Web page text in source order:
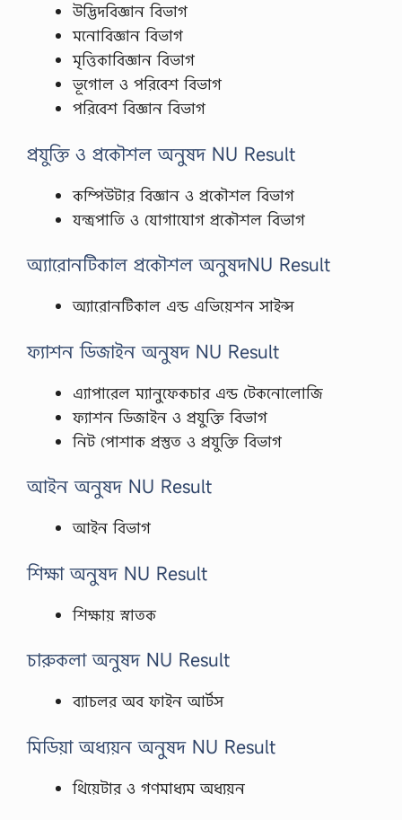
উদ্ভিদবিজ্ঞান বিভাগ
মনোবিজ্ঞান বিভাগ
মৃত্তিকাবিজ্ঞান বিভাগ
ভূগোল ও পরিবেশ বিভাগ
পরিবেশ বিজ্ঞান বিভাগ
প্রযুক্তি ও প্রকৌশল অনুষদ NU Result
কম্পিউটার বিজ্ঞান ও প্রকৌশল বিভাগ
যন্ত্রপাতি ও যোগাযোগ প্রকৌশল বিভাগ
অ্যারোনটিকাল প্রকৌশল অনুষদNU Result
অ্যারোনটিকাল এন্ড এভিয়েশন সাইন্স
ফ্যাশন ডিজাইন অনুষদ NU Result
এ্যাপারেল ম্যানুফেকচার এন্ড টেকনোলোজি
ফ্যাশন ডিজাইন ও প্রযুক্তি বিভাগ
নিট পোশাক প্রস্তুত ও প্রযুক্তি বিভাগ
আইন অনুষদ NU Result
আইন বিভাগ
শিক্ষা অনুষদ NU Result
শিক্ষায় স্নাতক
চারুকলা অনুষদ NU Result
ব্যাচলর অব ফাইন আর্টস
মিডিয়া অধ্যয়ন অনুষদ NU Result
থিয়েটার ও গণমাধ্যম অধ্যয়ন